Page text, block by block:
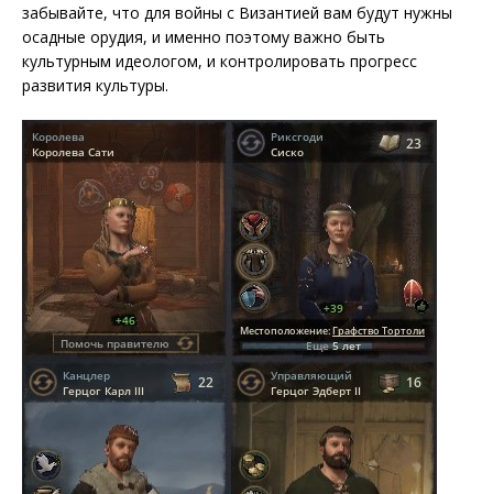
забывайте, что для войны с Византией вам будут нужны
осадные орудия, и именно поэтому важно быть
культурным идеологом, и контролировать прогресс
развития культуры.